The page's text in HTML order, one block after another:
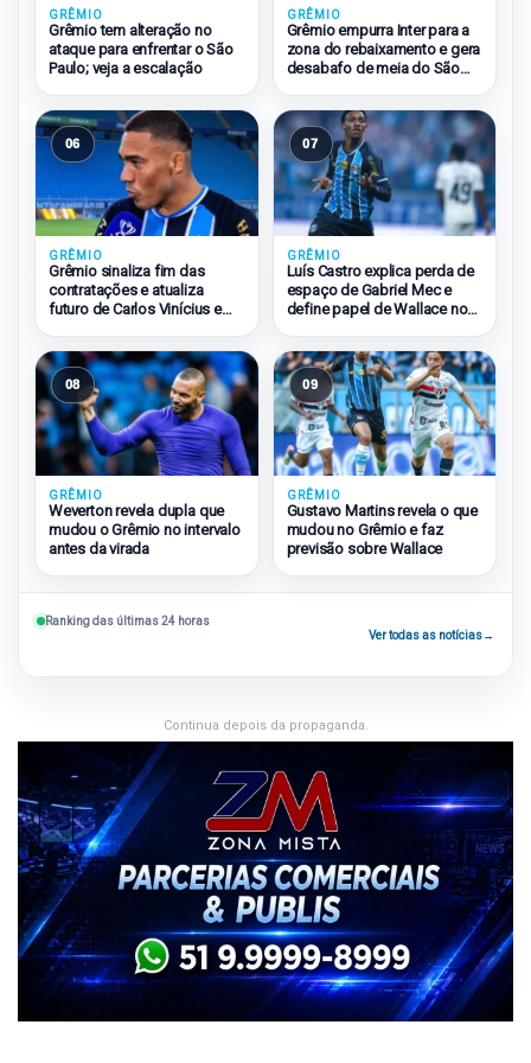
GRÊMIO
Grêmio tem alteração no
ataque para enfrentar o São
Paulo; veja a escalação
GRÊMIO
Grêmio empurra Inter para a
zona do rebaixamento e gera
desabafo de meia do São
06
GRÊMIO
Grêmio sinaliza fim das
contratações e atualiza
futuro de Carlos Vinícius e
07
GRÊMIO
Luís Castro explica perda de
espaço de Gabriel Mec e
define papel de Wallace no
08
GRÊMIO
Weverton revela dupla que
mudou o Grêmio no intervalo
antes da virada
09
GRÊMIO
Gustavo Martins revela o que
mudou no Grêmio e faz
previsão sobre Wallace
Ranking das últimas 24 horas
Ver todas as notícias→
Continua depois da propaganda.